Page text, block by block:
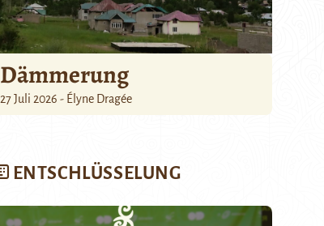
Dämmerung
27 Juli 2026 - Élyne Dragée
ENTSCHLÜSSELUNG